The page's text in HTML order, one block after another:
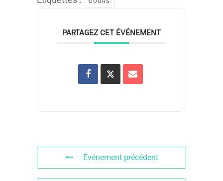
PARTAGEZ CET ÉVÉNEMENT
Événement précédent